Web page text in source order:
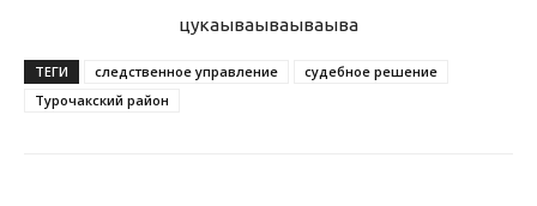
цукаываываываыва
ТЕГИ следственное управление
судебное решение
Турочакский район